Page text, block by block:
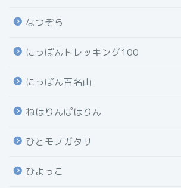
なつぞら
にっぽんトレッキング100
にっぽん百名山
ねほりんぱほりん
ひとモノガタリ
ひよっこ